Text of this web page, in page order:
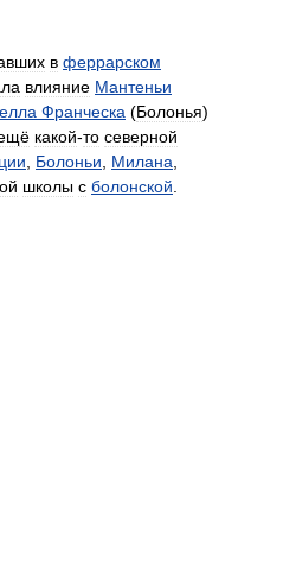
в феррарском
влияние Мантеньи
Франческа (Болонья)
какой-то северной
Болоньи Милана
школы с болонской